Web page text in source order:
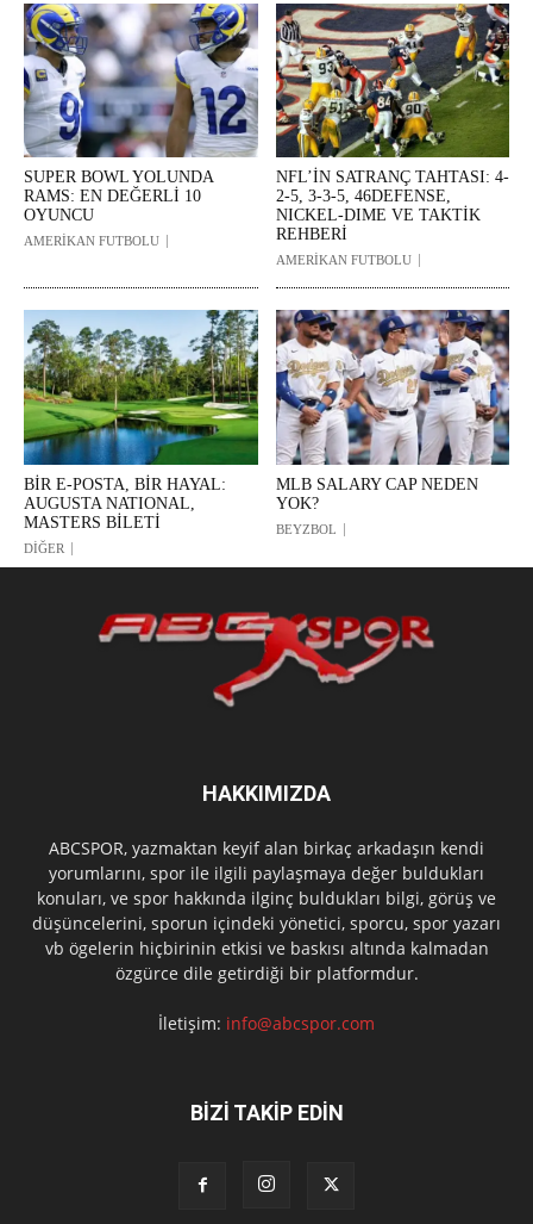
SUPER BOWL YOLUNDA
RAMS: EN DEĞERLİ 10
OYUNCU
AMERİKAN FUTBOLU
NFL’İN SATRANÇ TAHTASI: 4-
2-5, 3-3-5, 46DEFENSE,
NICKEL-DIME VE TAKTİK
REHBERİ
AMERİKAN FUTBOLU
BİR E-POSTA, BİR HAYAL:
AUGUSTA NATIONAL,
MASTERS BİLETİ
DİĞER
MLB SALARY CAP NEDEN
YOK?
BEYZBOL
HAKKIMIZDA
ABCSPOR, yazmaktan keyif alan birkaç arkadaşın kendi
yorumlarını, spor ile ilgili paylaşmaya değer buldukları
konuları, ve spor hakkında ilginç buldukları bilgi, görüş ve
düşüncelerini, sporun içindeki yönetici, sporcu, spor yazarı
vb ögelerin hiçbirinin etkisi ve baskısı altında kalmadan
özgürce dile getirdiği bir platformdur.
İletişim: info@abcspor.com
BİZİ TAKİP EDİN